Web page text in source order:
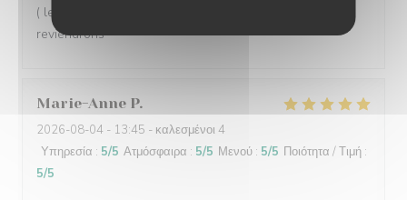
( les moules sont extra), un service rapide, nous
reviendrons
Marie-Anne P
2026-08-04 - 13:45 - καλεσμένοι 4
Υπηρεσία : 5/5 Ατμόσφαιρα : 5/5 Μενού : 5/5 Ποιότητα / Τιμή :
5/5